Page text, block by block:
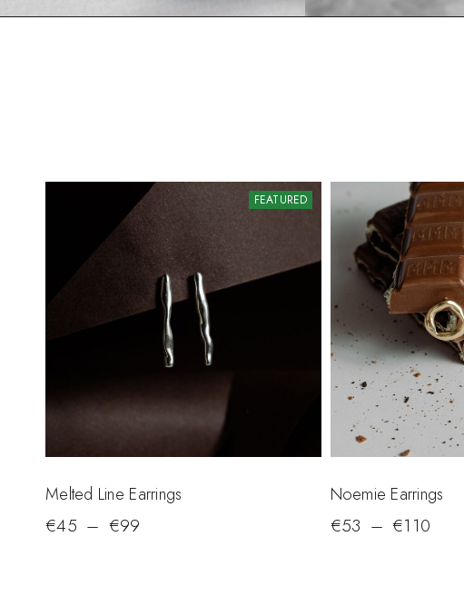
FEATURED
Melted Line Earrings
€45 – €99
Noemie Earrings
€53 – €110